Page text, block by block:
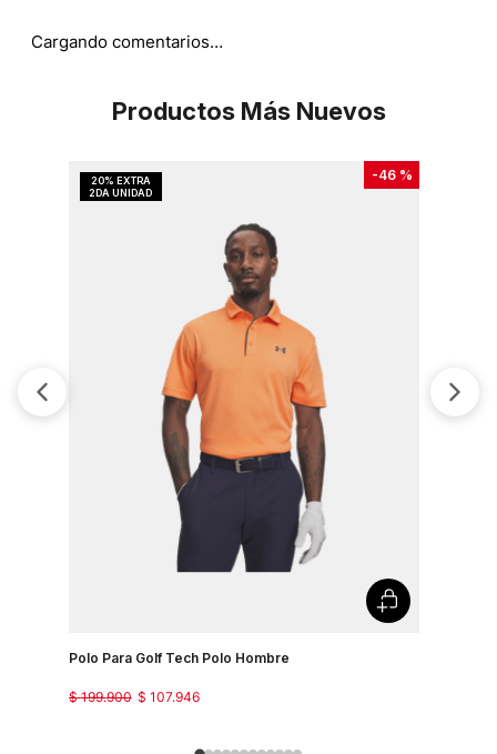
Cargando comentarios…
Productos Más Nuevos
-46 %
Polo Para Golf Tech Polo Hombre
$ 107.946
$ 199.900